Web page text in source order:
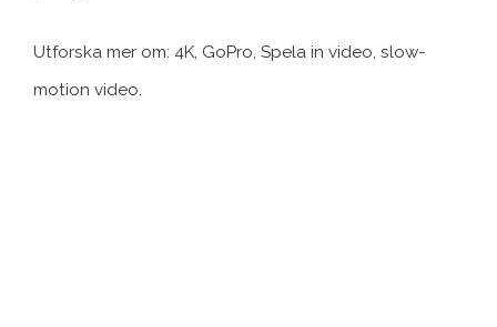
Utforska mer om: 4K, GoPro, Spela in video, slow-
motion video.